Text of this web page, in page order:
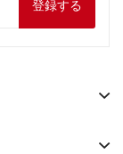
登録する